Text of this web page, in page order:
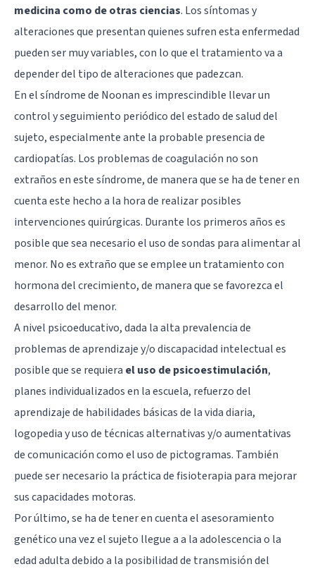
medicina como de otras ciencias. Los síntomas y
alteraciones que presentan quienes sufren esta enfermedad
pueden ser muy variables, con lo que el tratamiento va a
depender del tipo de alteraciones que padezcan.
En el síndrome de Noonan es imprescindible llevar un
control y seguimiento periódico del estado de salud del
sujeto, especialmente ante la probable presencia de
cardiopatías. Los problemas de coagulación no son
extraños en este síndrome, de manera que se ha de tener en
cuenta este hecho a la hora de realizar posibles
intervenciones quirúrgicas. Durante los primeros años es
posible que sea necesario el uso de sondas para alimentar al
menor. No es extraño que se emplee un tratamiento con
hormona del crecimiento, de manera que se favorezca el
desarrollo del menor.
A nivel psicoeducativo, dada la alta prevalencia de
problemas de aprendizaje y/odiscapacidad intelectuales
posible que se requiera el uso de psicoestimulación,
planes individualizados en la escuela, refuerzo del
aprendizaje de habilidades básicas de la vida diaria,
logopedia y uso de técnicas alternativas y/o aumentativas
de comunicación como el uso de pictogramas. También
puede ser necesario la práctica de fisioterapia para mejorar
sus capacidades motoras.
Por último, se ha de tener en cuenta el asesoramiento
genético una vez el sujeto llegue a a la adolescencia o la
edad adulta debido a la posibilidad de transmisión del